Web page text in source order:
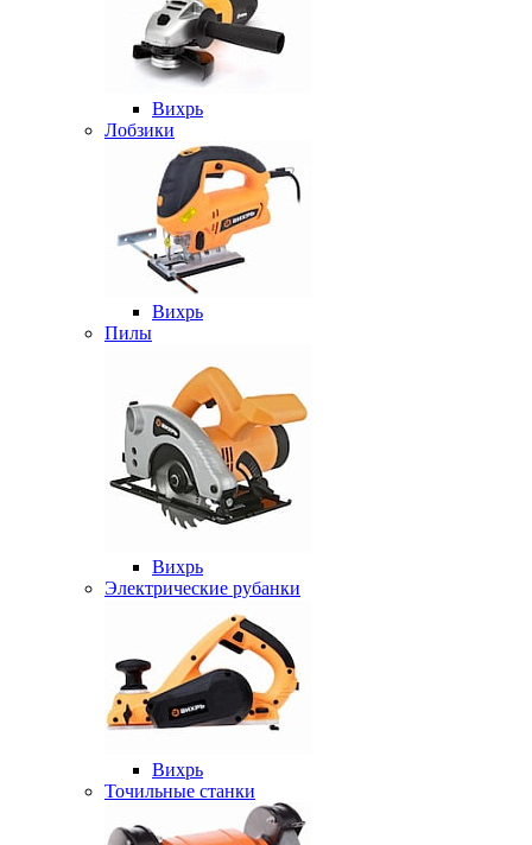
Вихрь
Лобзики
Вихрь
Пилы
Вихрь
Электрические рубанки
Вихрь
Точильные станки